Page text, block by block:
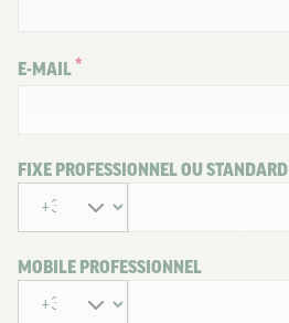
E-MAIL
FIXE PROFESSIONNEL OU STANDARD
MOBILE PROFESSIONNEL